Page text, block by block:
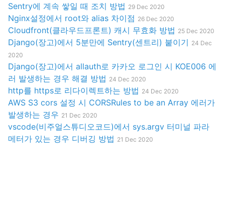
Sentry에 계속 쌓일 때 조치 방법 29 Dec 2020
Nginx설정에서 root와 alias 차이점 26 Dec 2020
Cloudfront(클라우드프론트) 캐시 무효화 방법 25 Dec 2020
Django(장고)에서 5분만에 Sentry(센트리) 붙이기 24 Dec
2020
Django(장고)에서 allauth로 카카오 로그인 시 KOE006 에
러 발생하는 경우 해결 방법 24 Dec 2020
http를 https로 리다이렉트하는 방법 24 Dec 2020
AWS S3 cors 설정 시 CORSRules to be an Array 에러가
발생하는 경우 21 Dec 2020
vscode(비주얼스튜디오코드)에서 sys.argv 터미널 파라
메터가 있는 경우 디버깅 방법 21 Dec 2020